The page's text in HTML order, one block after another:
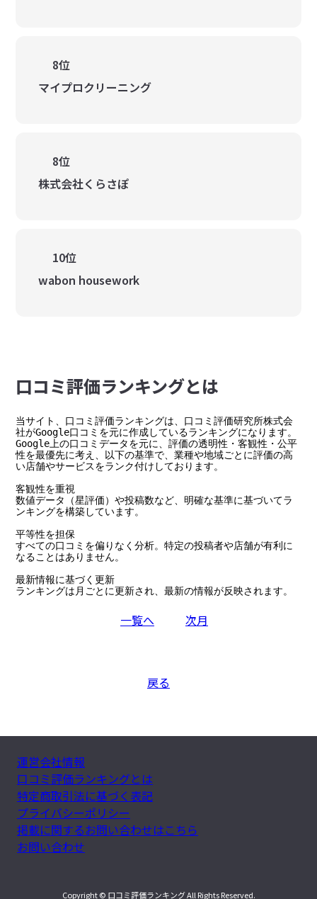
8位
マイプロクリーニング
8位
株式会社くらさぽ
10位
wabon housework
⼝コミ評価ランキングとは
当サイト、口コミ評価ランキングは、口コミ評価研究所株式会
社がGoogle口コミを元に作成しているランキングになります。
Google上の口コミデータを元に、評価の透明性・客観性・公平
性を最優先に考え、以下の基準で、業種や地域ごとに評価の高
い店舗やサービスをランク付けしております。
客観性を重視
数値データ（星評価）や投稿数など、明確な基準に基づいてラ
ンキングを構築しています。
平等性を担保
すべての口コミを偏りなく分析。特定の投稿者や店舗が有利に
なることはありません。
最新情報に基づく更新
ランキングは月ごとに更新され、最新の情報が反映されます。
一覧へ 次月
戻る
運営会社情報
口コミ評価ランキングとは
特定商取引法に基づく表記
プライバシーポリシー
掲載に関するお問い合わせはこちら
お問い合わせ
Copyright © 口コミ評価ランキング All Rights Reserved.